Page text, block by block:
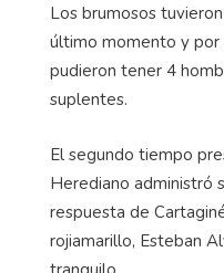
Los brumosos
último momento y por
pudieron tener 4
suplentes.
El segundo tiempo
Herediano administró
respuesta de
rojiamarillo, Esteban